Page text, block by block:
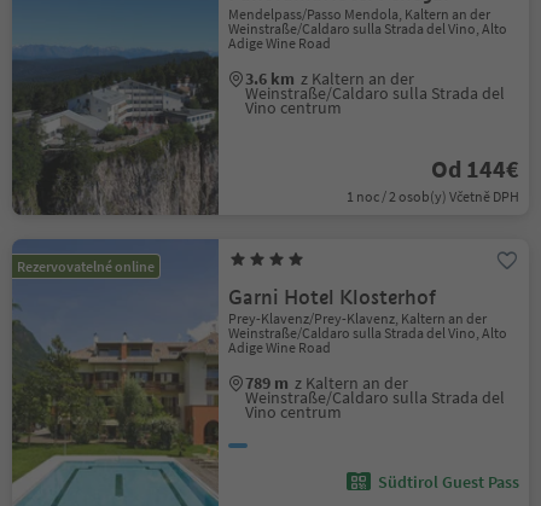
Mendelpass/Passo Mendola, Kaltern an der
Weinstraße/Caldaro sulla Strada del Vino, Alto
Adige Wine Road
3.6 km z Kaltern an der
Weinstraße/Caldaro sulla Strada del
Vino centrum
Od 144€
1 noc / 2 osob(y) Včetně DPH
Rezervovatelné online
Garni Hotel Klosterhof
Prey-Klavenz/Prey-Klavenz, Kaltern an der
Weinstraße/Caldaro sulla Strada del Vino, Alto
Adige Wine Road
789 m z Kaltern an der
Weinstraße/Caldaro sulla Strada del
Vino centrum
Südtirol Guest Pass